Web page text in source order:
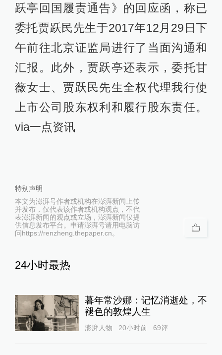
跃亭回国履责通告》的回应函，称已
委托贾跃民先生于2017年12月29日下
午前往北京证监局进行了当面沟通和
汇报。此外，贾跃亭还表示，委托甘
薇女士、贾跃民先生全权代理我行使
上市公司股东权利和履行股东责任。
via一点资讯
特别声明
本文为澎湃号作者或机构在澎湃新闻上传
并发布，仅代表该作者或机构观点，不代
表澎湃新闻的观点或立场，澎湃新闻仅提
供信息发布平台。申请澎湃号请用电脑访
问https://renzheng.thepaper.cn。
24小时最热
暮年常沙娜：记忆消逝处，不
褪色的敦煌人生
澎湃人物 20小时前 69评